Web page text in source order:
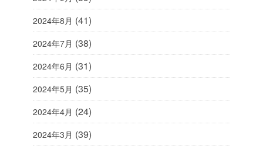
2024年8月 (41)
2024年7月 (38)
2024年6月 (31)
2024年5月 (35)
2024年4月 (24)
2024年3月 (39)